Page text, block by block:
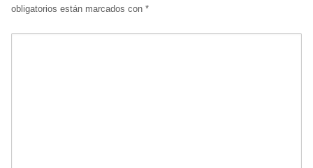
obligatorios están marcados con *